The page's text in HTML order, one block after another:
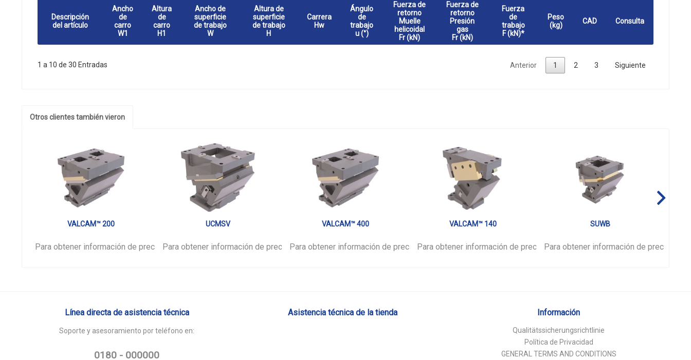
Descripción
del artículo
Ancho
de
carro
W1
Altura
de
carro
H1
Ancho de
superficie
de trabajo
W
Altura de
superficie
de trabajo
H
Carrera
Hw
Ángulo
de
trabajo
u (°)
Fuerza de
retorno
Muelle
helicoidal
Fr (kN)
Fuerza de
retorno
Presión
gas
Fr (kN)
Fuerza
de
trabajo
F (kN)*
Peso
(kg)
CAD Consulta
1 a 10 de 30 Entradas Anterior 1 2 3 Siguiente
Otros clientes también vieron
VALCAM™ 200
Para obtener información de precios,inicie sesiónpor favor.
UCMSV
Para obtener información de precios,inicie sesiónpor favor.
VALCAM™ 400
Para obtener información de precios,inicie sesiónpor favor.
VALCAM™ 140
Para obtener información de precios,inicie sesiónpor favor.
SUWB
Para obtener información de precios,
Línea directa de asistencia técnica
Soporte y asesoramiento por teléfono en:
0180 - 000000
Asistencia técnica de la tienda Información
Qualitätssicherungsrichtlinie
Política de Privacidad
GENERAL TERMS AND CONDITIONS